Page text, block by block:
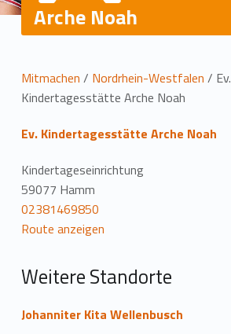
Arche Noah
L
o
c
a
t
i
o
n
Mitmachen / Nordrhein-Westfalen / Ev.
Kindertagesstätte Arche Noah
Ev. Kindertagesstätte Arche Noah
Kindertageseinrichtung
59077 Hamm
02381469850
Route anzeigen
Weitere Standorte
Johanniter Kita Wellenbusch